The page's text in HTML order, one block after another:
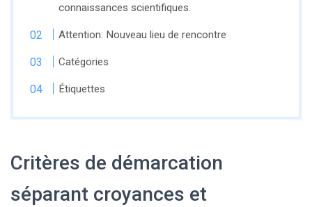
connaissances scientifiques.
Attention: Nouveau lieu de rencontre
Catégories
Étiquettes
Critères de démarcation
séparant croyances et